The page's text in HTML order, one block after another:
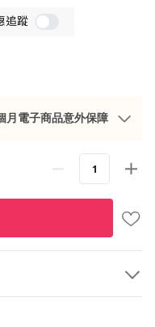
追蹤
月電子商品意外保障